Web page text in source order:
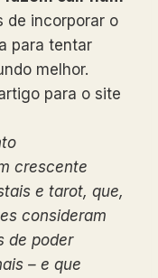
de incorporar o
para tentar
melhor.
para o site
crescente
e tarot, que,
consideram
de poder
– e que